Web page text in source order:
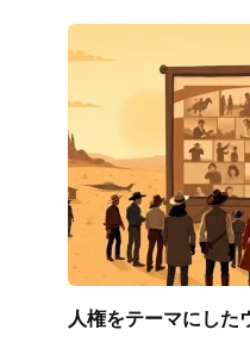
人権をテーマにした